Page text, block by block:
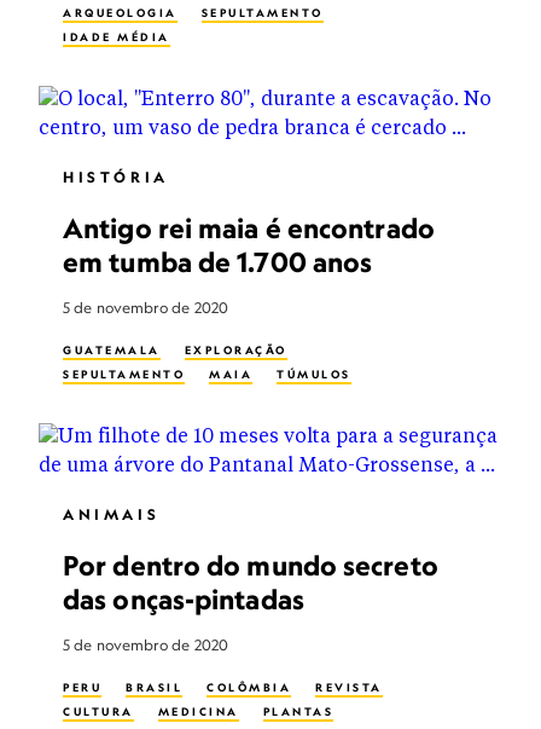
ARQUEOLOGIA
SEPULTAMENTO
IDADE MÉDIA
HISTÓRIA
Antigo rei maia é encontrado
em tumba de 1.700 anos
5 de novembro de 2020
GUATEMALA
EXPLORAÇÃO
SEPULTAMENTO
MAIA TÚMULOS
ANIMAIS
Por dentro do mundo secreto
das onças-pintadas
5 de novembro de 2020
PERU BRASIL COLÔMBIA
REVISTA
CULTURA
MEDICINA
PLANTAS